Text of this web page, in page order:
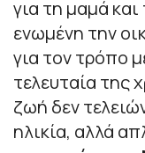
για τη μαμά
ενωμένη την
για τον τρόπο
τελευταία της
ζωή δεν
ηλικία, αλλά